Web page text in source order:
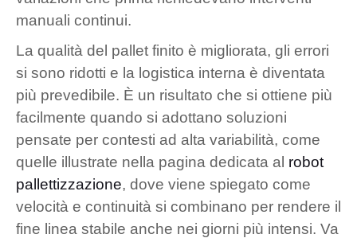
manuali continui.
La qualità del pallet finito è migliorata, gli errori
si sono ridotti e la logistica interna è diventata
più prevedibile. È un risultato che si ottiene più
facilmente quando si adottano soluzioni
pensate per contesti ad alta variabilità, come
quelle illustrate nella pagina dedicata al robot
pallettizzazione, dove viene spiegato come
velocità e continuità si combinano per rendere il
fine linea stabile anche nei giorni più intensi. Va